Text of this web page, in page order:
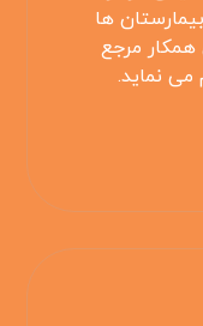
ها
همکار مرجع
می نماید.